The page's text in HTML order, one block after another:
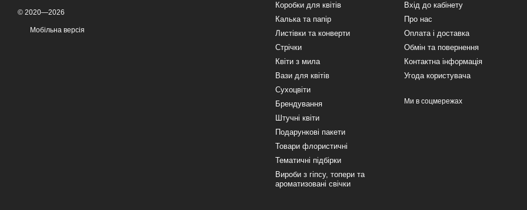
© 2020—2026
Мобільна версія
Коробки для квітів
Калька та папір
Листівки та конверти
Стрічки
Квіти з мила
Вази для квітів
Сухоцвіти
Брендування
Штучні квіти
Подарункові пакети
Товари флористичні
Тематичні підбірки
Вироби з гіпсу, топери та
ароматизовані свічки
Вхід до кабінету
Про нас
Оплата і доставка
Обмін та повернення
Контактна інформація
Угода користувача
Ми в соцмережах